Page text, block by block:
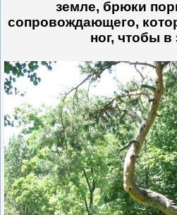
земле, брюки
сопровождающего,
ног, чтобы в